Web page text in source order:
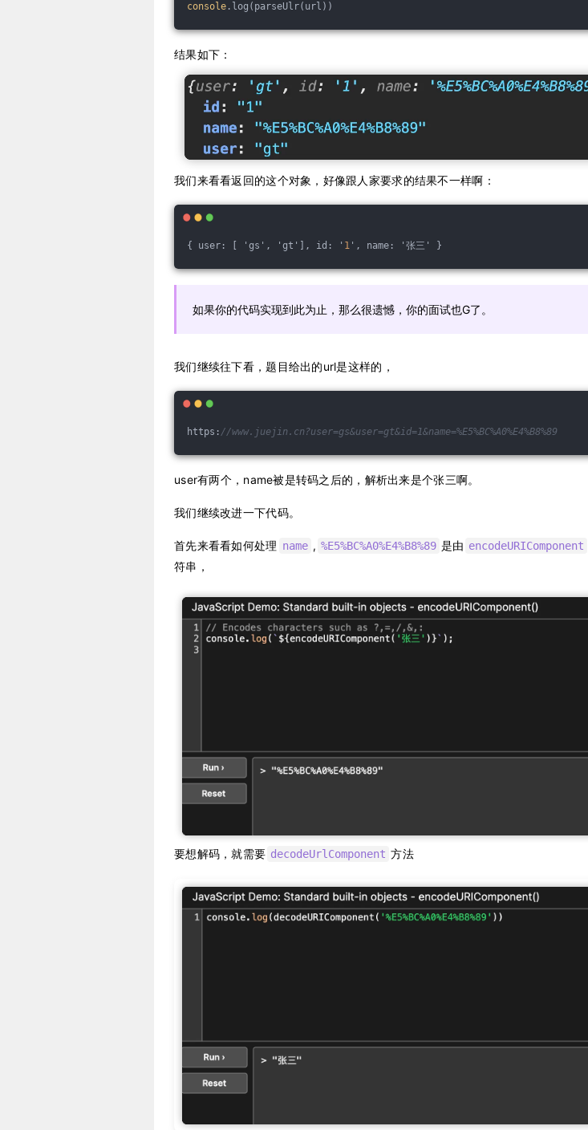
console .log(parseUlr(url))
结果如下：
我们来看看返回的这个对象，好像跟人家要求的结果不一样啊：
{ user: [ 'gs', 'gt'], id: ' 1 ', name: '张三' }
如果你的代码实现到此为止，那么很遗憾，你的面试也G了。
我们继续往下看，题目给出的url是这样的，
https: //www.juejin.cn?user=gs&user=gt&id=1&name=%E5%BC%A0%E4%B8%89
user有两个，name被是转码之后的，解析出来是个张三啊。
我们继续改进一下代码。
首先来看看如何处理 name , %E5%BC%A0%E4%B8%89 是由 encodeURIComponent
符串，
要想解码，就需要 decodeUrlComponent 方法